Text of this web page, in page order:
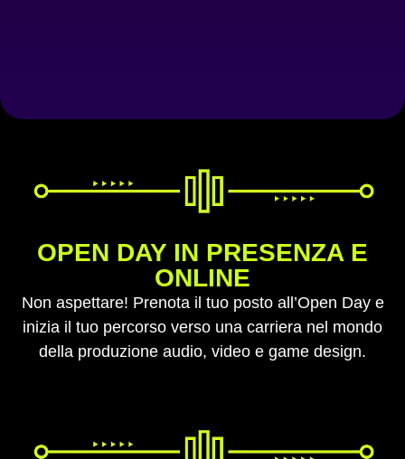
OPEN DAY IN PRESENZA E
ONLINE
Non aspettare! Prenota il tuo posto all’Open Day e
inizia il tuo percorso verso una carriera nel mondo
della produzione audio, video e game design.